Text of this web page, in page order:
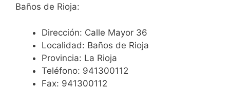
Baños de Rioja:
Dirección: Calle Mayor 36
Localidad: Baños de Rioja
Provincia: La Rioja
Teléfono: 941300112
Fax: 941300112